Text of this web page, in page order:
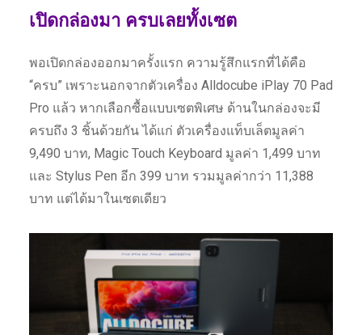
เปิดกล่องมา ครบเลยทั้งเซต
พอเปิดกล่องออกมาครั้งแรก ความรู้สึกแรกที่ได้คือ
“ครบ” เพราะนอกจากตัวเครื่อง Alldocube iPlay 70 Pad
Pro แล้ว หากเลือกซื้อแบบเซตพิเศษ ด้านในกล่องจะมี
ครบถึง 3 ชิ้นด้วยกัน ได้แก่ ตัวเครื่องแท็บเล็ตมูลค่า
9,490 บาท, Magic Touch Keyboard มูลค่า 1,499 บาท
และ Stylus Pen อีก 399 บาท รวมมูลค่ากว่า 11,388
บาท แต่ได้มาในเซตเดียว